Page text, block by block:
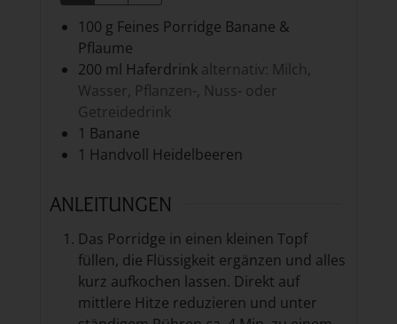
100 g Feines Porridge Banane &
Pflaume
200 ml Haferdrink alternativ: Milch,
Wasser, Pflanzen-, Nuss- oder
Getreidedrink
1 Banane
1 Handvoll Heidelbeeren
ANLEITUNGEN
Das Porridge in einen kleinen Topf
füllen, die Flüssigkeit ergänzen und alles
kurz aufkochen lassen. Direkt auf
mittlere Hitze reduzieren und unter